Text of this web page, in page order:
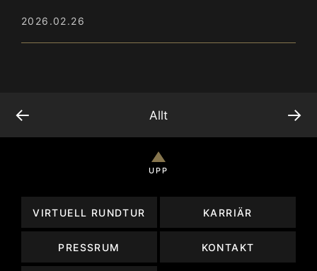
2026.02.26
← →
Allt
UPP
VIRTUELL RUNDTUR KARRIÄR
PRESSRUM KONTAKT